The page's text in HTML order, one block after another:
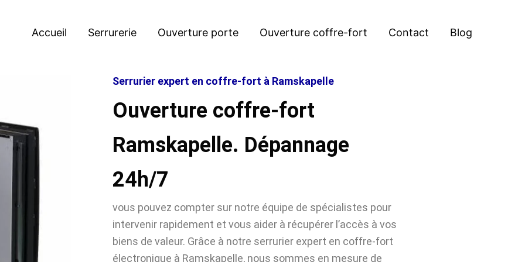
Accueil Serrurerie Ouverture porte Ouverture coffre-fort Contact Blog
Serrurier expert en coffre-fort à Ramskapelle
Ouverture coffre-fort
Ramskapelle. Dépannage
24h/7
vous pouvez compter sur notre équipe de spécialistes pour
intervenir rapidement et vous aider à récupérer l’accès à vos
biens de valeur. Grâce à notre serrurier expert en coffre-fort
électronique à Ramskapelle, nous sommes en mesure de